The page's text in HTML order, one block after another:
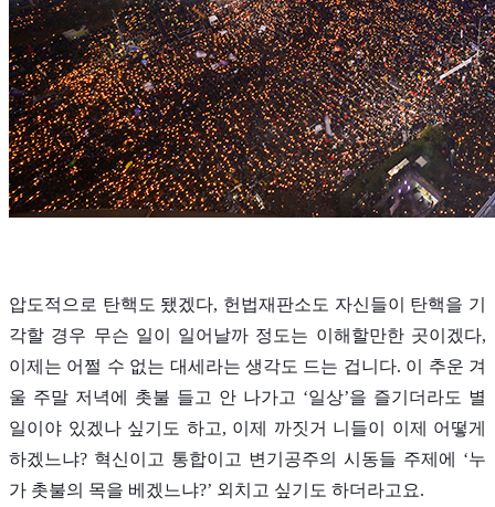
압도적으로 탄핵도 됐겠다, 헌법재판소도 자신들이 탄핵을 기
각할 경우 무슨 일이 일어날까 정도는 이해할만한 곳이겠다,
이제는 어쩔 수 없는 대세라는 생각도 드는 겁니다. 이 추운 겨
울 주말 저녁에 촛불 들고 안 나가고 ‘일상’을 즐기더라도 별
일이야 있겠나 싶기도 하고, 이제 까짓거 니들이 이제 어떻게
하겠느냐? 혁신이고 통합이고 변기공주의 시동들 주제에 ‘누
가 촛불의 목을 베겠느냐?’ 외치고 싶기도 하더라고요.